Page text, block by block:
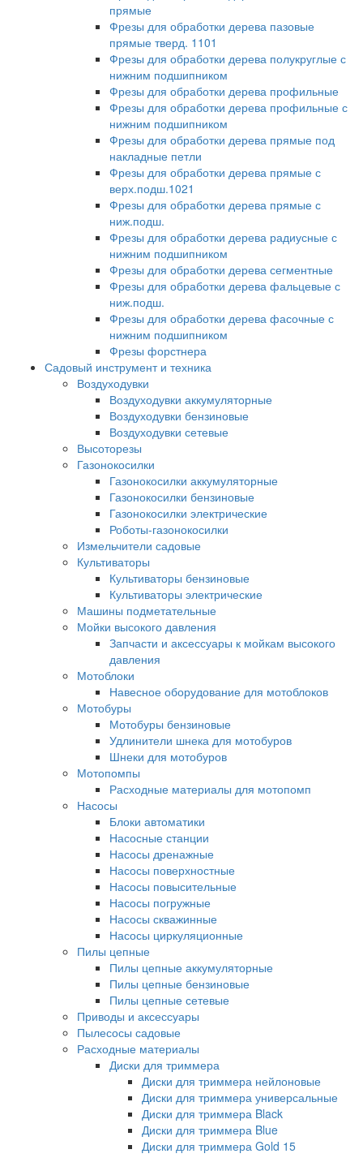
прямые
Фрезы для обработки дерева пазовые
прямые тверд. 1101
Фрезы для обработки дерева полукруглые с
нижним подшипником
Фрезы для обработки дерева профильные
Фрезы для обработки дерева профильные с
нижним подшипником
Фрезы для обработки дерева прямые под
накладные петли
Фрезы для обработки дерева прямые с
верх.подш.1021
Фрезы для обработки дерева прямые с
ниж.подш.
Фрезы для обработки дерева радиусные с
нижним подшипником
Фрезы для обработки дерева сегментные
Фрезы для обработки дерева фальцевые с
ниж.подш.
Фрезы для обработки дерева фасочные с
нижним подшипником
Фрезы форстнера
Садовый инструмент и техника
Воздуходувки
Воздуходувки аккумуляторные
Воздуходувки бензиновые
Воздуходувки сетевые
Высоторезы
Газонокосилки
Газонокосилки аккумуляторные
Газонокосилки бензиновые
Газонокосилки электрические
Роботы-газонокосилки
Измельчители садовые
Культиваторы
Культиваторы бензиновые
Культиваторы электрические
Машины подметательные
Мойки высокого давления
Запчасти и аксессуары к мойкам высокого
давления
Мотоблоки
Навесное оборудование для мотоблоков
Мотобуры
Мотобуры бензиновые
Удлинители шнека для мотобуров
Шнеки для мотобуров
Мотопомпы
Расходные материалы для мотопомп
Насосы
Блоки автоматики
Насосные станции
Насосы дренажные
Насосы поверхностные
Насосы повысительные
Насосы погружные
Насосы скважинные
Насосы циркуляционные
Пилы цепные
Пилы цепные аккумуляторные
Пилы цепные бензиновые
Пилы цепные сетевые
Приводы и аксессуары
Пылесосы садовые
Расходные материалы
Диски для триммера
Диски для триммера нейлоновые
Диски для триммера универсальные
Диски для триммера Black
Диски для триммера Blue
Диски для триммера Gold 15